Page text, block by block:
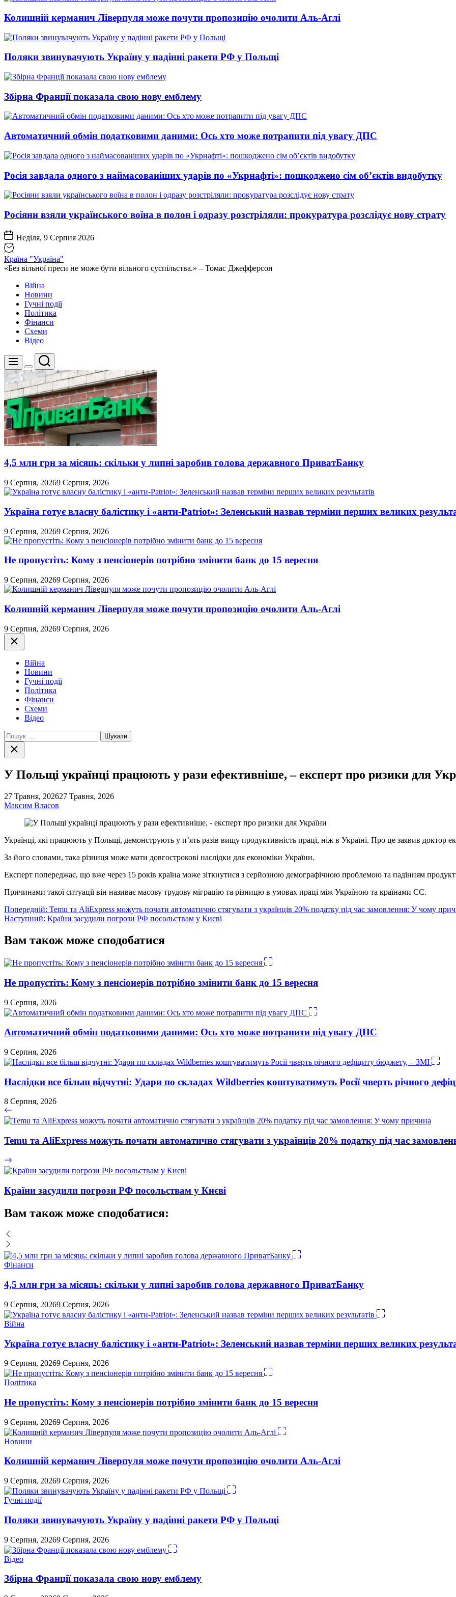
Колишній керманич Ліверпуля може почути пропозицію очолити Аль-Аглі
Поляки звинувачують Україну у падінні ракети РФ у Польщі
Збірна Франції показала свою нову емблему
Автоматичний обмін податковими даними: Ось хто може потрапити під увагу ДПС
Росія завдала одного з наймасованіших ударів по «Укрнафті»: пошкоджено сім об’єктів видобутку
Росіяни взяли українського воїна в полон і одразу розстріляли: прокуратура розслідує нову страту
Неділя, 9 Серпня 2026
Країна "Україна"
«Без вільної преси не може бути вільного суспільства.» – Томас Джефферсон
Війна
Новини
Гучні події
Політика
Фінанси
Схеми
Відео
Меню
Перемикач
кольорового
режиму
Пошук
4,5 млн грн за місяць: скільки у липні заробив голова державного ПриватБанку
9 Серпня, 20269 Серпня, 2026
Україна готує власну балістику і «анти-Pаtriot»: Зеленський назвав терміни перших великих
9 Серпня, 20269 Серпня, 2026
Не пропустіть: Кому з пенсіонерів потрібно змінити банк до 15 вересня
9 Серпня, 20269 Серпня, 2026
Колишній керманич Ліверпуля може почути пропозицію очолити Аль-Аглі
9 Серпня, 20269 Серпня, 2026
Закрити
Війна
Новини
Гучні події
Політика
Фінанси
Схеми
Відео
Пошук:
Закрити
пошук
У Польщі українці працюють у рази ефективніше, – експерт про ризики для
27 Травня, 202627 Травня, 2026
Максим Власов
Українці, які працюють у Польщі, демонструють у п’ять разів вищу продуктивність праці, ніж в Україні. Про це заявив доктор
За його словами, така різниця може мати довгострокові наслідки для економіки України.
Експерт попереджає, що вже через 15 років країна може зіткнутися з серйозною демографічною проблемою та падінням
Причинами такої ситуації він називає масову трудову міграцію та різницю в умовах праці між Україною та країнами ЄС.
Навігація
записів
Попередній: Temu та АliExpress можуть почати автоматично стягувати з українців 20% податку під час замовлення: У чому
Наступний: Країни засудили погрози РФ посольствам у Києві
Вам також може сподобатися
Не пропустіть: Кому з пенсіонерів потрібно змінити банк до 15 вересня
9 Серпня, 2026
Автоматичний обмін податковими даними: Ось хто може потрапити під увагу ДПС
9 Серпня, 2026
Наслідки все більш відчутні: Удари по складах Wildberries коштуватимуть Росії чверть річного
8 Серпня, 2026
Temu та АliExpress можуть почати автоматично стягувати з українців 20% податку під час
Країни засудили погрози РФ посольствам у Києві
Вам також може сподобатися:
Фінанси
4,5 млн грн за місяць: скільки у липні заробив голова державного ПриватБанку
9 Серпня, 20269 Серпня, 2026
Війна
Україна готує власну балістику і «анти-Pаtriot»: Зеленський назвав терміни перших великих
9 Серпня, 20269 Серпня, 2026
Політика
Не пропустіть: Кому з пенсіонерів потрібно змінити банк до 15 вересня
9 Серпня, 20269 Серпня, 2026
Новини
Колишній керманич Ліверпуля може почути пропозицію очолити Аль-Аглі
9 Серпня, 20269 Серпня, 2026
Гучні події
Поляки звинувачують Україну у падінні ракети РФ у Польщі
9 Серпня, 20269 Серпня, 2026
Відео
Збірна Франції показала свою нову емблему